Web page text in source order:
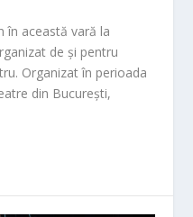
în această vară la
de și pentru
Organizat în perioada
din București,